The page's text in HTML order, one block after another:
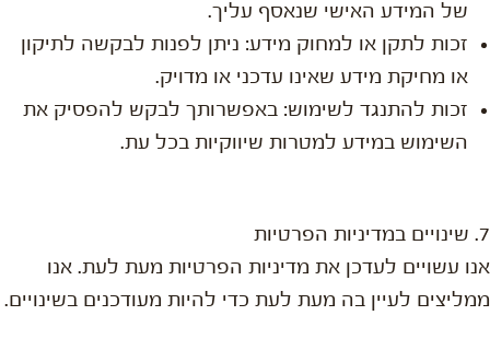
של המידע האישי שנאסף עליך.
זכות לתקן או למחוק מידע: ניתן לפנות לבקשה לתיקון
או מחיקת מידע שאינו עדכני או מדויק.
זכות להתנגד לשימוש: באפשרותך לבקש להפסיק את
השימוש במידע למטרות שיווקיות בכל עת.
7. שינויים במדיניות הפרטיות
אנו עשויים לעדכן את מדיניות הפרטיות מעת לעת. אנו
ממליצים לעיין בה מעת לעת כדי להיות מעודכנים בשינויים.